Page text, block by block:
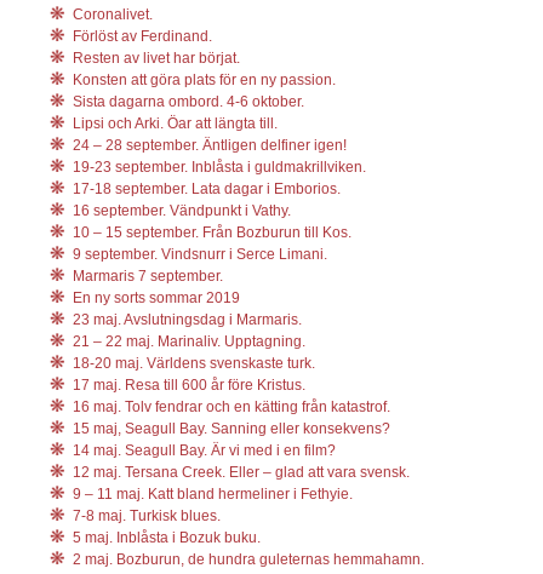
Coronalivet.
Förlöst av Ferdinand.
Resten av livet har börjat.
Konsten att göra plats för en ny passion.
Sista dagarna ombord. 4-6 oktober.
Lipsi och Arki. Öar att längta till.
24 – 28 september. Äntligen delfiner igen!
19-23 september. Inblåsta i guldmakrillviken.
17-18 september. Lata dagar i Emborios.
16 september. Vändpunkt i Vathy.
10 – 15 september. Från Bozburun till Kos.
9 september. Vindsnurr i Serce Limani.
Marmaris 7 september.
En ny sorts sommar 2019
23 maj. Avslutningsdag i Marmaris.
21 – 22 maj. Marinaliv. Upptagning.
18-20 maj. Världens svenskaste turk.
17 maj. Resa till 600 år före Kristus.
16 maj. Tolv fendrar och en kätting från katastrof.
15 maj, Seagull Bay. Sanning eller konsekvens?
14 maj. Seagull Bay. Är vi med i en film?
12 maj. Tersana Creek. Eller – glad att vara svensk.
9 – 11 maj. Katt bland hermeliner i Fethyie.
7-8 maj. Turkisk blues.
5 maj. Inblåsta i Bozuk buku.
2 maj. Bozburun, de hundra guleternas hemmahamn.